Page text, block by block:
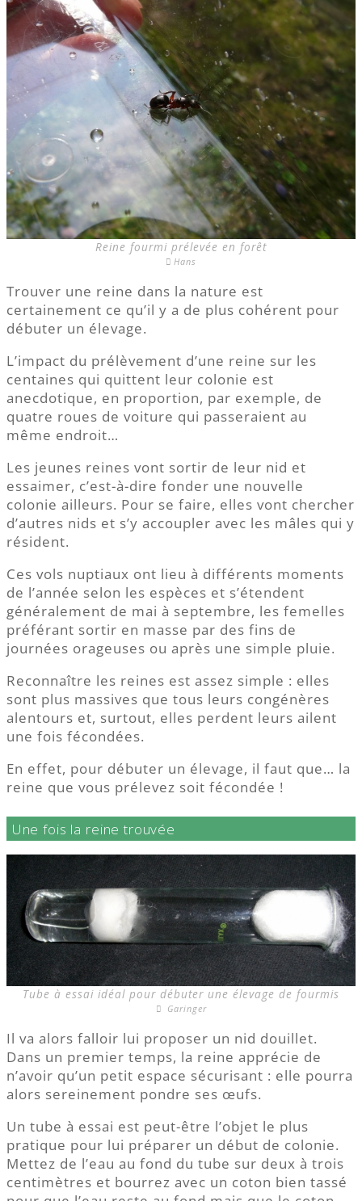
Reine fourmi prélevée en forêt
Hans
Trouver une reine dans la nature est
certainement ce qu’il y a de plus cohérent pour
débuter un élevage.
L’impact du prélèvement d’une reine sur les
centaines qui quittent leur colonie est
anecdotique, en proportion, par exemple, de
quatre roues de voiture qui passeraient au
même endroit…
Les jeunes reines vont sortir de leur nid et
essaimer, c’est-à-dire fonder une nouvelle
colonie ailleurs. Pour se faire, elles vont chercher
d’autres nids et s’y accoupler avec les mâles qui y
résident.
Ces vols nuptiaux ont lieu à différents moments
de l’année selon les espèces et s’étendent
généralement de mai à septembre, les femelles
préférant sortir en masse par des fins de
journées orageuses ou après une simple pluie.
Reconnaître les reines est assez simple : elles
sont plus massives que tous leurs congénères
alentours et, surtout, elles perdent leurs ailent
une fois fécondées.
En effet, pour débuter un élevage, il faut que… la
reine que vous prélevez soit fécondée !
Une fois la reine trouvée
Tube à essai idéal pour débuter une élevage de fourmis
Garinger
Il va alors falloir lui proposer un nid douillet.
Dans un premier temps, la reine apprécie de
n’avoir qu’un petit espace sécurisant : elle pourra
alors sereinement pondre ses œufs.
Un tube à essai est peut-être l’objet le plus
pratique pour lui préparer un début de colonie.
Mettez de l’eau au fond du tube sur deux à trois
centimètres et bourrez avec un coton bien tassé